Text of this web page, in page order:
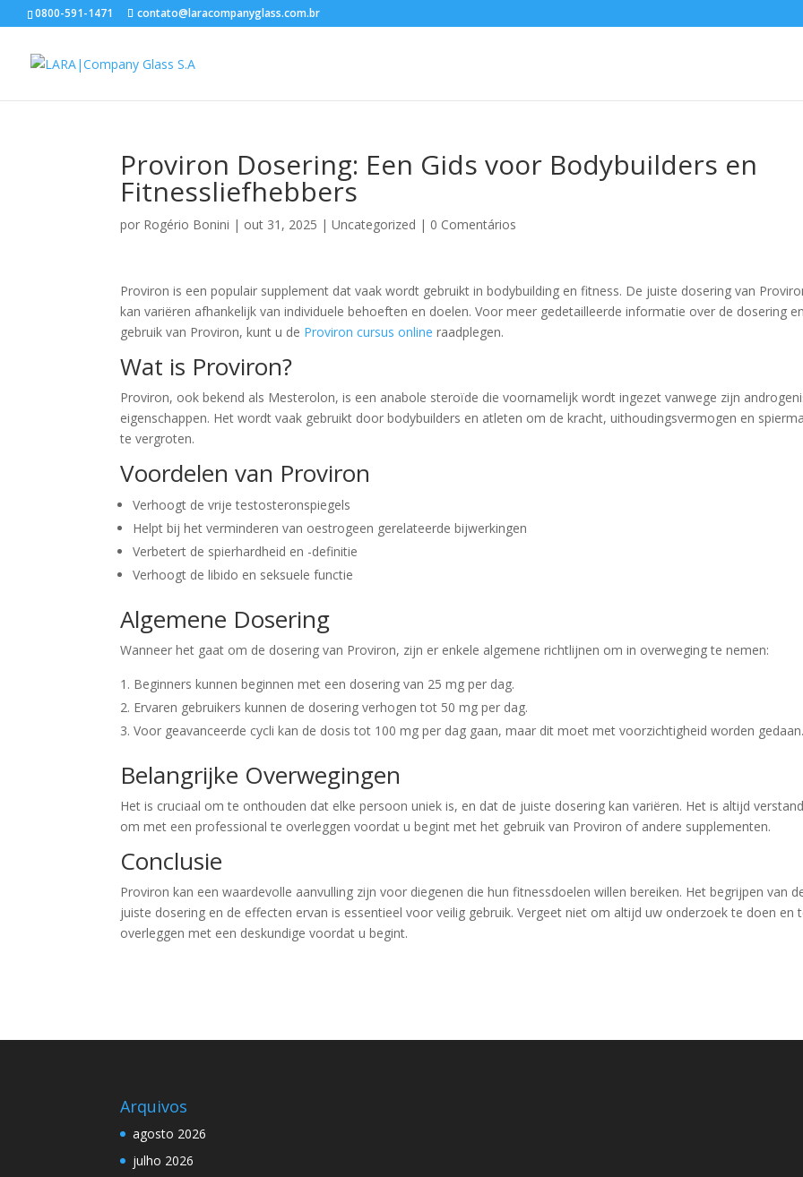
0800-591-1471 contato@laracompanyglass.com.br
Proviron Dosering: Een Gids voor Bodybuilders en
Fitnessliefhebbers
por Rogério Bonini | out 31, 2025 |Uncategorized | 0 Comentários
Proviron is een populair supplement dat vaak wordt gebruikt in bodybuilding en fitness. De juiste dosering van
kan variëren afhankelijk van individuele behoeften en doelen. Voor meer gedetailleerde informatie over de dosering
gebruik van Proviron, kunt u de Proviron cursus online raadplegen.
Wat is Proviron?
Proviron, ook bekend als Mesterolon, is een anabole steroïde die voornamelijk wordt ingezet vanwege zijn
eigenschappen. Het wordt vaak gebruikt door bodybuilders en atleten om de kracht, uithoudingsvermogen en
te vergroten.
Voordelen van Proviron
Verhoogt de vrije testosteronspiegels
Helpt bij het verminderen van oestrogeen gerelateerde bijwerkingen
Verbetert de spierhardheid en -definitie
Verhoogt de libido en seksuele functie
Algemene Dosering
Wanneer het gaat om de dosering van Proviron, zijn er enkele algemene richtlijnen om in overweging te nemen:
Beginners kunnen beginnen met een dosering van 25 mg per dag.
Ervaren gebruikers kunnen de dosering verhogen tot 50 mg per dag.
Voor geavanceerde cycli kan de dosis tot 100 mg per dag gaan, maar dit moet met voorzichtigheid worden gedaan.
Belangrijke Overwegingen
Het is cruciaal om te onthouden dat elke persoon uniek is, en dat de juiste dosering kan variëren. Het is altijd
om met een professional te overleggen voordat u begint met het gebruik van Proviron of andere supplementen.
Conclusie
Proviron kan een waardevolle aanvulling zijn voor diegenen die hun fitnessdoelen willen bereiken. Het begrijpen van
juiste dosering en de effecten ervan is essentieel voor veilig gebruik. Vergeet niet om altijd uw onderzoek te doen en
overleggen met een deskundige voordat u begint.
Arquivos
agosto 2026
julho 2026